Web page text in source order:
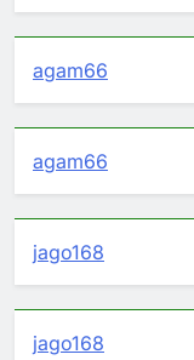
agam66
agam66
jago168
jago168